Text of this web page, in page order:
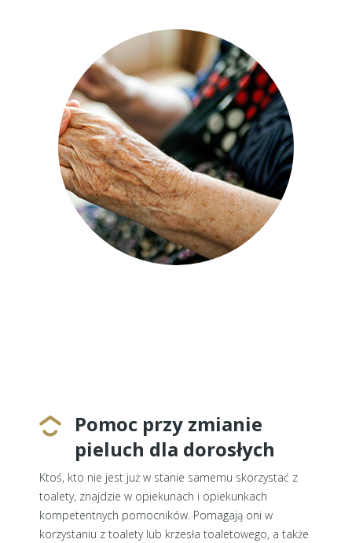
Pomoc przy zmianie
pieluch dla dorosłych
Ktoś, kto nie jest już w stanie samemu skorzystać z
toalety, znajdzie w opiekunach i opiekunkach
kompetentnych pomocników. Pomagają oni w
korzystaniu z toalety lub krzesła toaletowego, a także